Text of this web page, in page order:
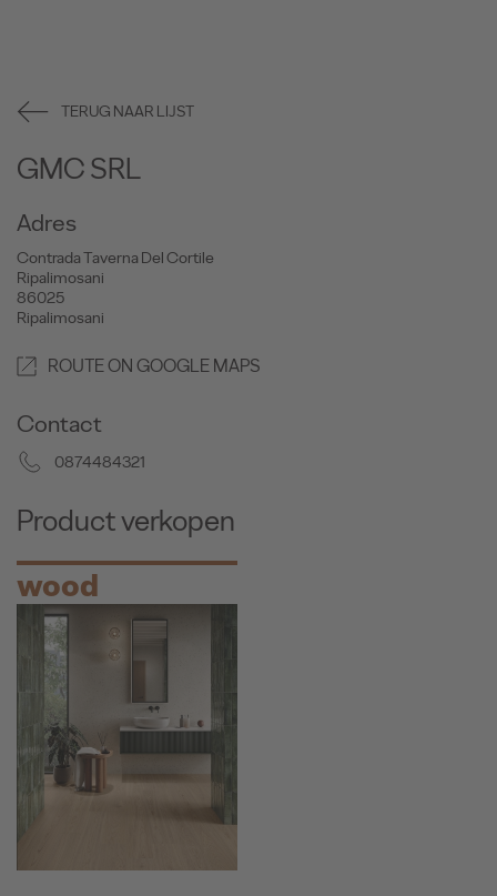
TERUG NAAR LIJST
GMC SRL
Adres
Contrada Taverna Del Cortile
Ripalimosani
86025
Ripalimosani
ROUTE ON GOOGLE MAPS
Contact
0874484321
Product verkopen
wood